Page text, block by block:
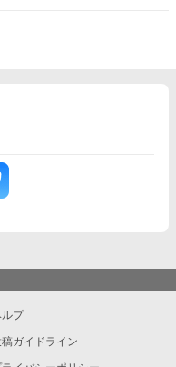
プ
ガイドライン